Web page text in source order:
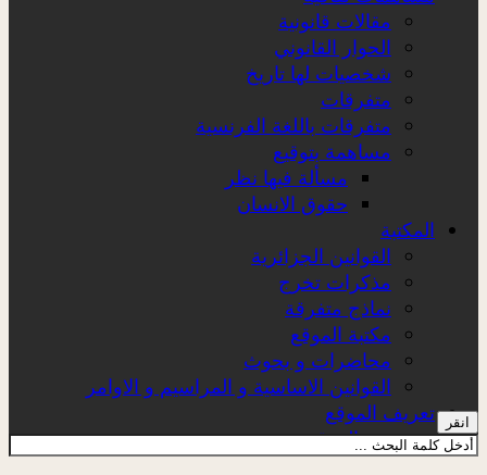
مقالات قانونية
الحوار القانوني
شخصيات لها تاريخ
متفرقات
متفرقات باللغة الفرنسية
مساهمة بتوقيع
مسألة فيها نظر
حقوق الانسان
المكتبة
القوانين الجزائرية
مذكرات تخرج
نماذج متفرقة
مكتبة الموقع
محاضرات و بحوث
القوانين الاساسية و المراسيم و الاوامر
تعريف الموقع
عن الموقع
انقر